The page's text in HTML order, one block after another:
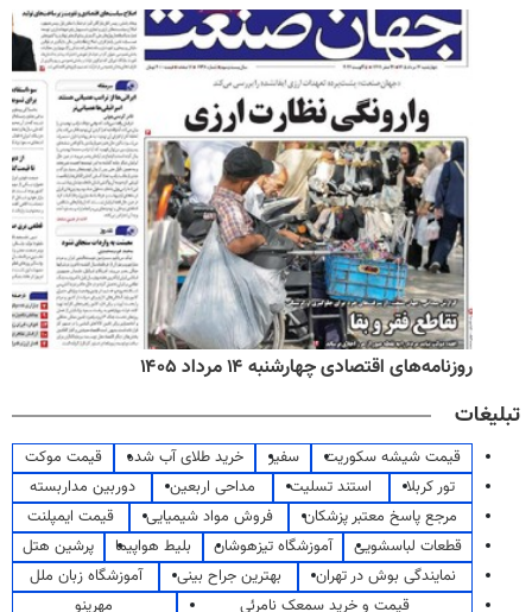
روزنامه‌های اقتصادی چهارشنبه ۱۴ مرداد ۱۴۰۵
تبلیغات
قیمت شیشه سکوریت سفیر خرید طلای آب شده
قیمت موکت
تور کربلا
استند تسلیت مداحی اربعین
دوربین مداربسته
مرجع پاسخ معتبر پزشکان
فروش مواد شیمیایی
قیمت ایمپلنت
قطعات لباسشویی
آموزشگاه تیزهوشان بلیط هواپیما
پرشین هتل
نمایندگی بوش در تهران
بهترین جراح بینی
آموزشگاه زبان ملل
قیمت و خرید سمعک نامرئی
مهرینو